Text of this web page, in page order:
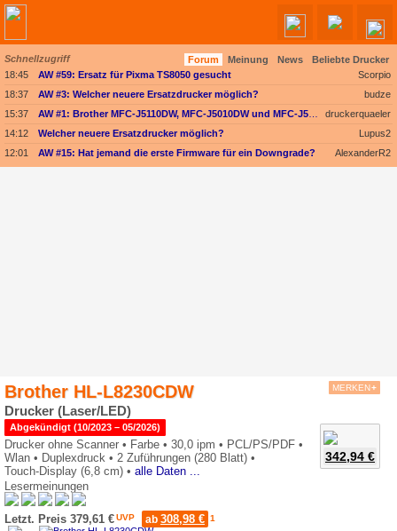
Schnellzugriff Forum Meinung News
Beliebte Drucker
18:45
AW #59: Ersatz für Pixma TS8050 gesucht
Scorpio
18:37
AW #3: Welcher neuere Ersatzdrucker möglich?
budze
15:37
druckerquaeler
14:12
Welcher neuere Ersatzdrucker möglich?
Lupus2
12:01
AW #15: Hat jemand die erste Firmware für ein Downgrade? AlexanderR2
MERKEN+
Brother HL-L8230CDW
Drucker (Laser/LED)
Abgekündigt (10/2023 – 05/2026)
342,94 €
Drucker ohne Scanner • Farbe • 30,0 ipm • PCL/PS/PDF •
Wlan • Duplexdruck • 2 Zuführungen (280 Blatt) •
Touch-Display (6,8 cm) • alle Daten ...
Lesermeinungen
Letzt. Preis 379,61 €UVP ab 308,98 € 1